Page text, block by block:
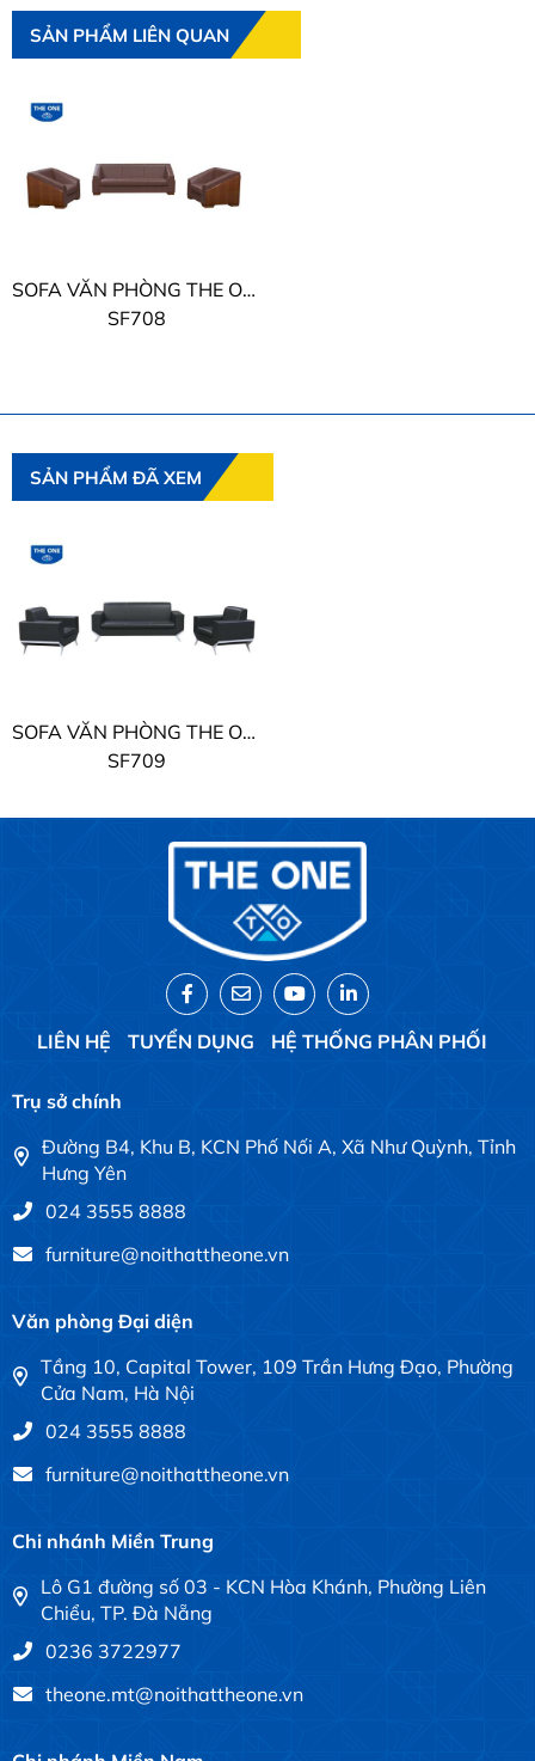
SẢN PHẨM LIÊN QUAN
SOFA VĂN PHÒNG THE ONE
SF708
SẢN PHẨM ĐÃ XEM
SOFA VĂN PHÒNG THE ONE
SF709
LIÊN HỆ TUYỂN DỤNG HỆ THỐNG PHÂN PHỐI
Trụ sở chính
Đường B4, Khu B, KCN Phố Nối A, Xã Như Quỳnh, Tỉnh
Hưng Yên
024 3555 8888
furniture@noithattheone.vn
Văn phòng Đại diện
Tầng 10, Capital Tower, 109 Trần Hưng Đạo, Phường
Cửa Nam, Hà Nội
024 3555 8888
furniture@noithattheone.vn
Chi nhánh Miền Trung
Lô G1 đường số 03 - KCN Hòa Khánh, Phường Liên
Chiểu, TP. Đà Nẵng
0236 3722977
theone.mt@noithattheone.vn